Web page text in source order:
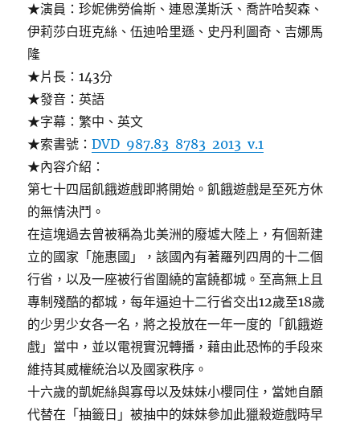
★演員：珍妮佛勞倫斯、連恩漢斯沃、喬許哈契森、
伊莉莎白班克絲、伍迪哈里遜、史丹利圖奇、吉娜馬
隆
★片長：143分
★發音：英語
★字幕：繁中、英文
★索書號：DVD 987.83 8783 2013 v.1
★內容介紹：
第七十四屆飢餓遊戲即將開始。飢餓遊戲是至死方休
的無情決鬥。
在這塊過去曾被稱為北美洲的廢墟大陸上，有個新建
立的國家「施惠國」，該國內有著羅列四周的十二個
行省，以及一座被行省圍繞的富饒都城。至高無上且
專制殘酷的都城，每年逼迫十二行省交出12歲至18歲
的少男少女各一名，將之投放在一年一度的「飢餓遊
戲」當中，並以電視實況轉播，藉由此恐怖的手段來
維持其威權統治以及國家秩序。
十六歲的凱妮絲與寡母以及妹妹小櫻同住，當她自願
代替在「抽籤日」被抽中的妹妹參加此獵殺遊戲時早